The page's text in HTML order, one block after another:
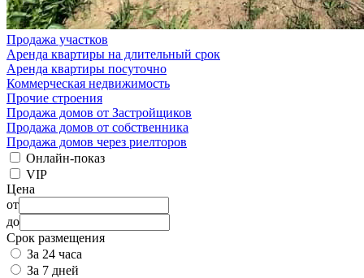
Продажа участков
Аренда квартиры на длительный срок
Аренда квартиры посуточно
Коммерческая недвижимость
Прочие строения
Продажа домов от Застройщиков
Продажа домов от собственника
Продажа домов через риелторов
Онлайн-показ
VIP
Цена
от
до
Срок размещения
За 24 часа
За 7 дней